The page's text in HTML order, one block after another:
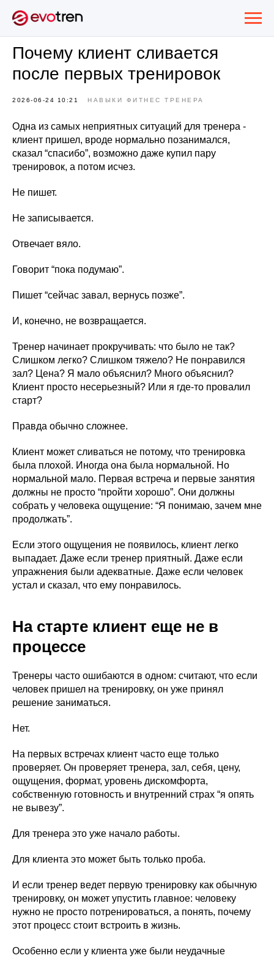
Почему клиент сливается
после первых тренировок
2026-06-24 10:21 НАВЫКИ ФИТНЕС ТРЕНЕРА
Одна из самых неприятных ситуаций для тренера -
клиент пришел, вроде нормально позанимался,
сказал “спасибо”, возможно даже купил пару
тренировок, а потом исчез.
Не пишет.
Не записывается.
Отвечает вяло.
Говорит “пока подумаю”.
Пишет “сейчас завал, вернусь позже”.
И, конечно, не возвращается.
Тренер начинает прокручивать: что было не так?
Слишком легко? Слишком тяжело? Не понравился
зал? Цена? Я мало объяснил? Много объяснил?
Клиент просто несерьезный? Или я где-то провалил
старт?
Правда обычно сложнее.
Клиент может сливаться не потому, что тренировка
была плохой. Иногда она была нормальной. Но
нормальной мало. Первая встреча и первые занятия
должны не просто “пройти хорошо”. Они должны
собрать у человека ощущение: “Я понимаю, зачем мне
продолжать”.
Если этого ощущения не появилось, клиент легко
выпадает. Даже если тренер приятный. Даже если
упражнения были адекватные. Даже если человек
устал и сказал, что ему понравилось.
На старте клиент еще не в
процессе
Тренеры часто ошибаются в одном: считают, что если
человек пришел на тренировку, он уже принял
решение заниматься.
Нет.
На первых встречах клиент часто еще только
проверяет. Он проверяет тренера, зал, себя, цену,
ощущения, формат, уровень дискомфорта,
собственную готовность и внутренний страх “я опять
не вывезу”.
Для тренера это уже начало работы.
Для клиента это может быть только проба.
И если тренер ведет первую тренировку как обычную
тренировку, он может упустить главное: человеку
нужно не просто потренироваться, а понять, почему
этот процесс стоит встроить в жизнь.
Особенно если у клиента уже были неудачные